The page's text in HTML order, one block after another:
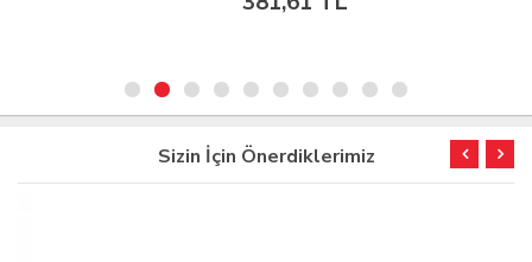
Sizin İçin Önerdiklerimiz